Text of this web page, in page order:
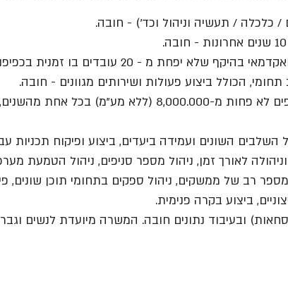
כלכלה / תעשיה וניהול וכד') - חובה.
* ניסיון בניהול כוח אדם מקצועי ואקדמאי בהיקף שלא יפחת מ - 20 עובדים בו זמנית
הכולל ביצוע פעולות ושירותים מגוונים - חובה.
* ניסיון ניהולי של פעילויות בהיקפים לא פחות מ-8,000.000 (ללא מע"מ) בכל אחת
השלבים השונים ועמידה ביעדים, ביצוע ופיקוח תכניות
לאורך זמן, ניהול מספר סניפים, ניהול הטמעת
רב של ממשקים, ניהול ספקים בתחומי תוכן שונים,
ביצוע בקרה פנימית.
ובעיבוד נתונים חובה. המשרה מיועדת לנשים